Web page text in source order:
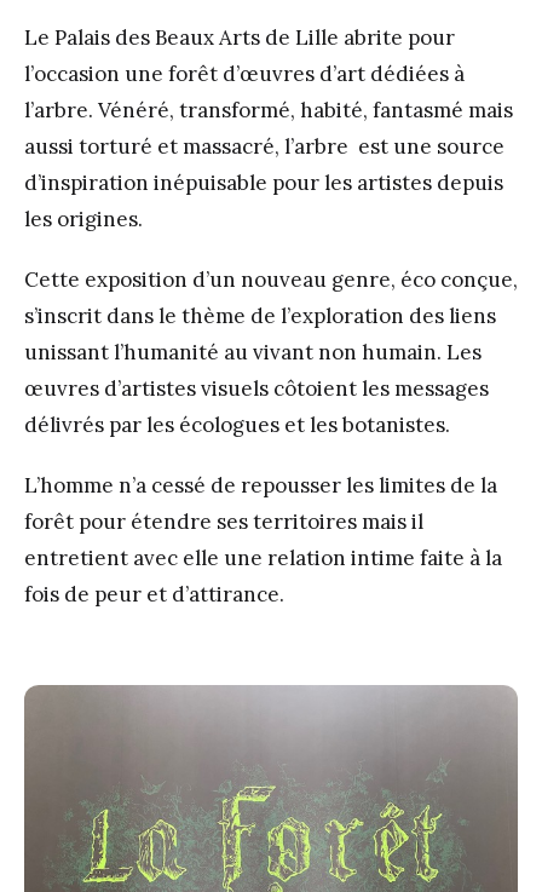
Le Palais des Beaux Arts de Lille abrite pour
l’occasion une forêt d’œuvres d’art dédiées à
l’arbre. Vénéré, transformé, habité, fantasmé mais
aussi torturé et massacré, l’arbre est une source
d’inspiration inépuisable pour les artistes depuis
les origines.
Cette exposition d’un nouveau genre, éco conçue,
s’inscrit dans le thème de l’exploration des liens
unissant l’humanité au vivant non humain. Les
œuvres d’artistes visuels côtoient les messages
délivrés par les écologues et les botanistes.
L’homme n’a cessé de repousser les limites de la
forêt pour étendre ses territoires mais il
entretient avec elle une relation intime faite à la
fois de peur et d’attirance.